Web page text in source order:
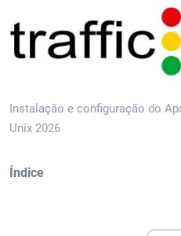
Instalação e configuração do
Unix 2026
Índice